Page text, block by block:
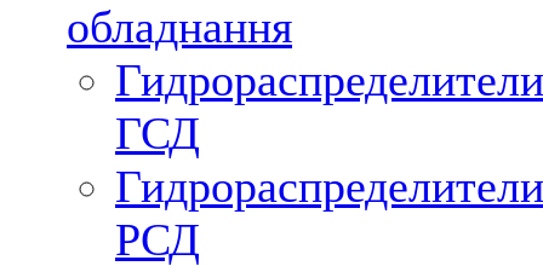
обладнання
Гидрораспределители
ГСД
Гидрораспределители
РСД